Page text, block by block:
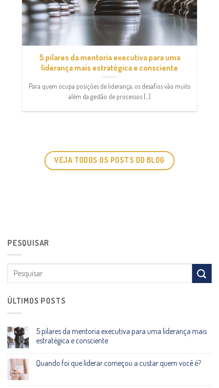
5 pilares da mentoria executiva para uma
liderança mais estratégica e consciente
Para quem ocupa posições de liderança, os desafios vão muito
além da gestão de processos [...]
VEJA TODOS OS POSTS DO BLOG
PESQUISAR
ÚLTIMOS POSTS
5 pilares da mentoria executiva para uma liderança mais
estratégica e consciente
Quando foi que liderar começou a custar quem você é?